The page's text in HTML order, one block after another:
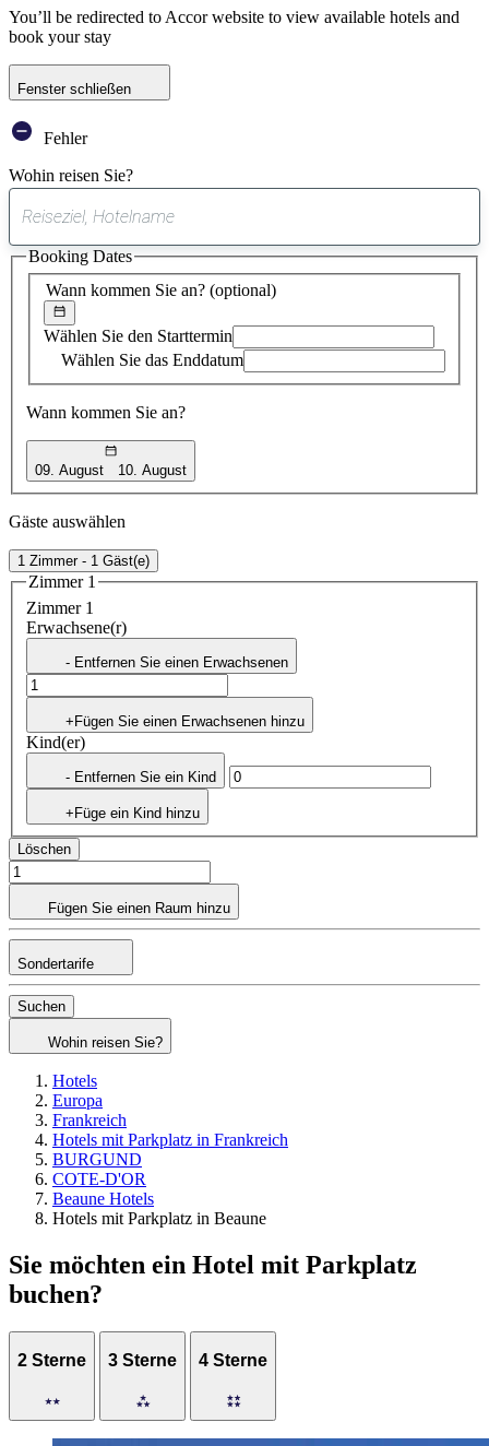
You’ll be redirected to Accor website to view available hotels and
book your stay
Fenster schließen
Fehler
Wohin reisen Sie?
gefundener
Vorschlag
Wann kommen Sie an? (optional)
Wählen Sie den Starttermin
Wählen Sie das Enddatum
Wann kommen Sie an?
09. August 10. August
Booking Dates
Gäste auswählen
1 Zimmer - 1 Gäst(e)
Zimmer 1
Zimmer 1
Erwachsene(r)
- Entfernen Sie einen Erwachsenen
+Fügen Sie einen Erwachsenen hinzu
Kind(er)
- Entfernen Sie ein Kind
+Füge ein Kind hinzu
Löschen
Fügen Sie einen Raum hinzu
Sondertarife
Suchen
Wohin reisen Sie?
Hotels
Europa
Frankreich
Hotels mit Parkplatz in Frankreich
BURGUND
COTE-D'OR
Beaune Hotels
Hotels mit Parkplatz in Beaune
Sie möchten ein Hotel mit Parkplatz
buchen?
2 Sterne 3 Sterne 4 Sterne